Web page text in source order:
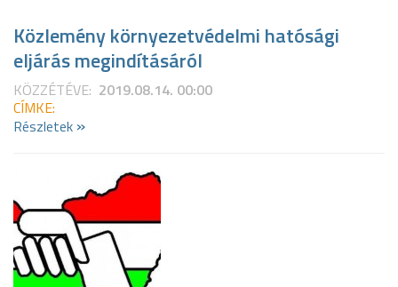
Közlemény környezetvédelmi hatósági
eljárás megindításáról
KÖZZÉTÉVE: 2019.08.14. 00:00
CÍMKE:
Részletek »